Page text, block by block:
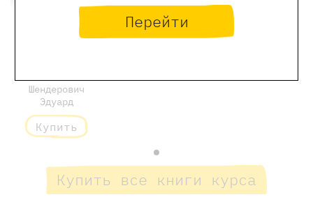
Перейти
Про битвы и
сражения
Шендерович
Эдуард
Купить
Купить все книги курса